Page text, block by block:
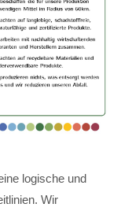
logische und
Wir